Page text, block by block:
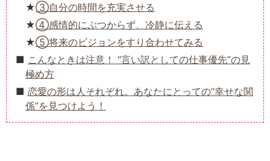
③自分の時間を充実させる
④感情的にぶつからず、冷静に伝える
⑤将来のビジョンをすり合わせてみる
こんなときは注意！ “言い訳としての仕事優先”の見
極め方
恋愛の形は人それぞれ。あなたにとっての“幸せな関
係”を見つけよう！